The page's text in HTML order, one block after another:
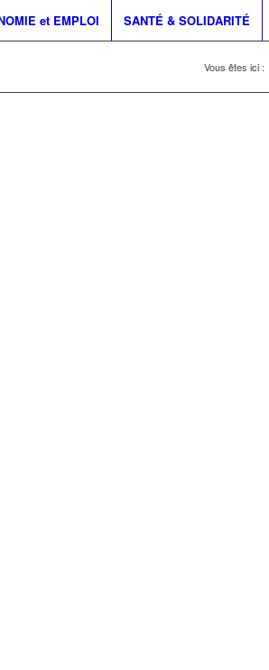
et EMPLOI SANTÉ & SOLIDARITÉ
Vous êtes ici :